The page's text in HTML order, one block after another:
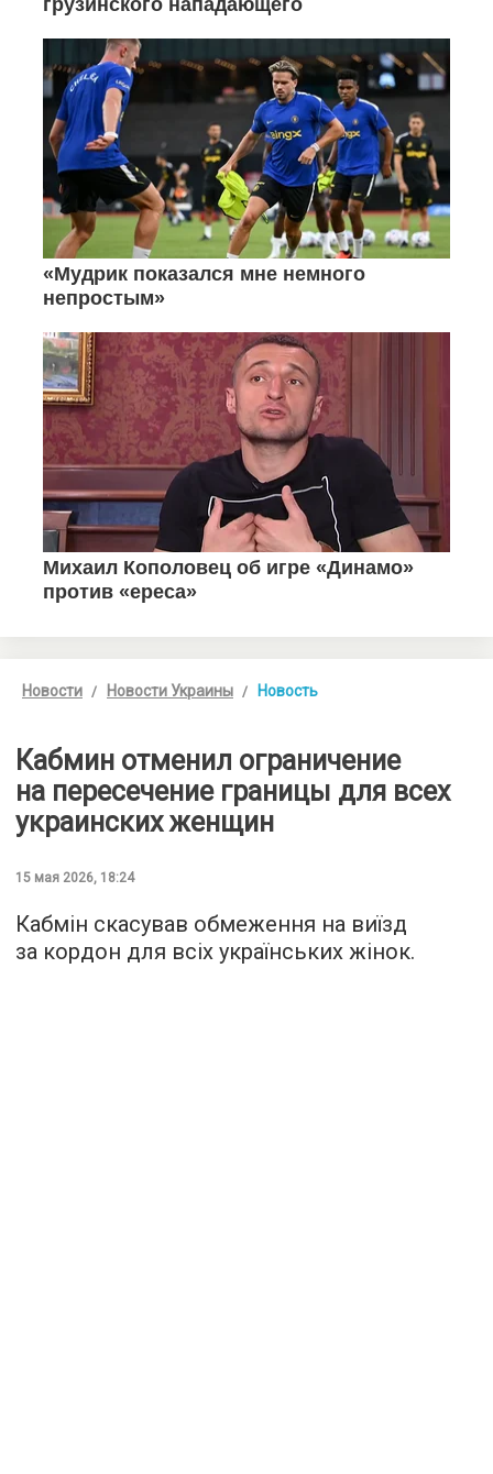
Новости Новости Украины Новость
Кабмин отменил ограничение
на пересечение границы для всех
украинских женщин
15 мая 2026, 18:24
Кабмін скасував обмеження на виїзд
за кордон для всіх українських жінок.